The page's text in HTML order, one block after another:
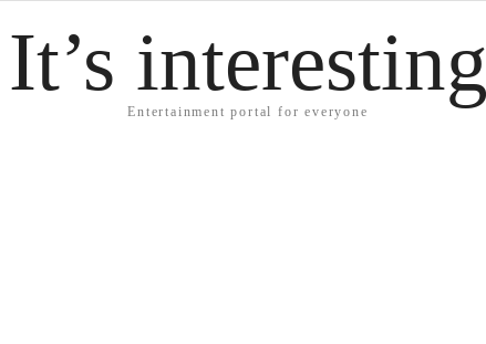
It’s interesting
Entertainment portal for everyone